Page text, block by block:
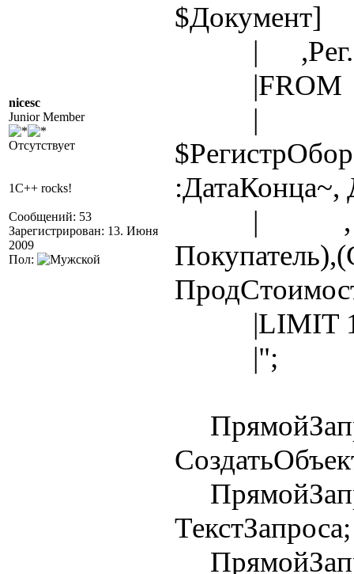
nicesc
Junior Member
Отсутствует
1C++ rocks!
Сообщений: 53
Зарегистрирован: 13. Июня
2009
Пол:
$Документ]
|
|FROM
|
:ДатаКонца~,
| ,
|LIMIT
|";
ТекстЗапроса;